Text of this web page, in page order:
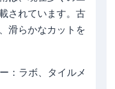
されています。古
滑らかなカットを
：ラボ、タイルメ